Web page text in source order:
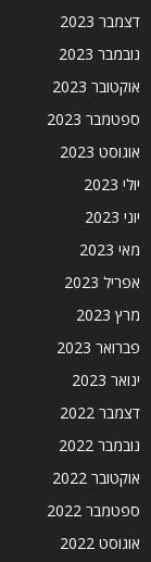
דצמבר 2023
נובמבר 2023
אוקטובר 2023
ספטמבר 2023
אוגוסט 2023
יולי 2023
יוני 2023
מאי 2023
אפריל 2023
מרץ 2023
פברואר 2023
ינואר 2023
דצמבר 2022
נובמבר 2022
אוקטובר 2022
ספטמבר 2022
אוגוסט 2022